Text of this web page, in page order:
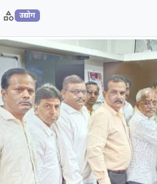
category उद्योग